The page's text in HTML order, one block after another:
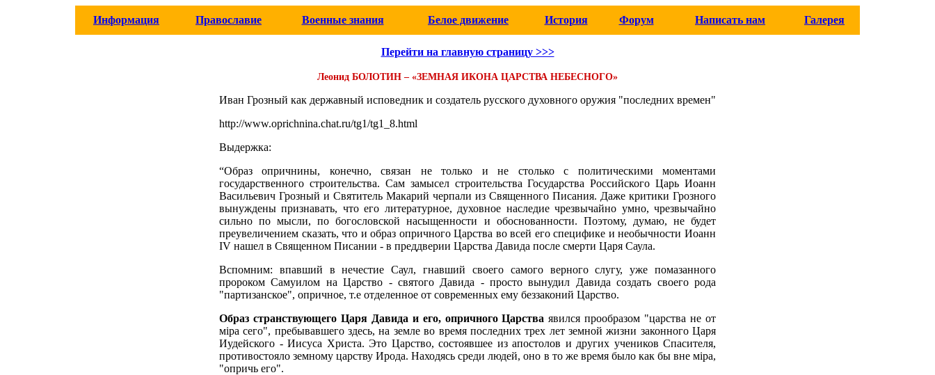
Информация Православие Военные знания Белое движение История Форум Написать нам Галерея
Перейти на главную страницу >>>
Леонид БОЛОТИН – «ЗЕМНАЯ ИКОНА ЦАРСТВА НЕБЕСНОГО»
Иван Грозный как державный исповедник и создатель русского духовного оружия "последних времен"
http://www.oprichnina.chat.ru/tg1/tg1_8.html
Выдержка:
“Образ опричнины, конечно, связан не только и не столько с политическими моментами
государственного строительства. Сам замысел строительства Государства Российского Царь Иоанн
Васильевич Грозный и Святитель Макарий черпали из Священного Писания. Даже критики Грозного
вынуждены признавать, что его литературное, духовное наследие чрезвычайно умно, чрезвычайно
сильно по мысли, по богословской насыщенности и обоснованности. Поэтому, думаю, не будет
преувеличением сказать, что и образ опричного Царства во всей его специфике и необычности Иоанн
IV нашел в Священном Писании - в преддверии Царства Давида после смерти Царя Саула.
Вспомним: впавший в нечестие Саул, гнавший своего самого верного слугу, уже помазанного
пророком Самуилом на Царство - святого Давида - просто вынудил Давида создать своего рода
"партизанское", опричное, т.е отделенное от современных ему беззаконий Царство.
Образ странствующего Царя Давида и его, опричного Царстваявился прообразом "царства не от
мiра сего", пребывавшего здесь, на земле во время последних трех лет земной жизни законного Царя
Иудейского - Иисуса Христа. Это Царство, состоявшее из апостолов и других учеников Спасителя,
противостояло земному царству Ирода. Находясь среди людей, оно в то же время было как бы вне мiра,
"опричь его".